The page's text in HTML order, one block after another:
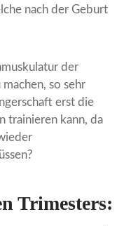
nach der Geburt
der
so sehr
erst die
trainieren kann, da
Trimesters: